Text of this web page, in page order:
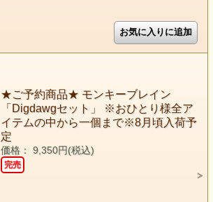
★ご予約商品★ モンキーブレイン
「Digdawgセット」 ※おひとり様全ア
イテムの中から一個まで※8月頃入荷予
定
価格： 9,350円(税込)
完売